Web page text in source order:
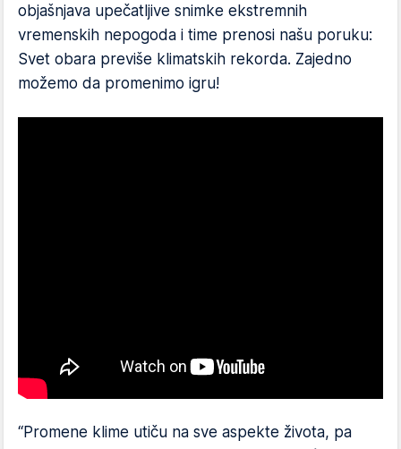
objašnjava upečatljive snimke ekstremnih
vremenskih nepogoda i time prenosi našu poruku:
Svet obara previše klimatskih rekorda. Zajedno
možemo da promenimo igru!
“Promene klime utiču na sve aspekte života, pa